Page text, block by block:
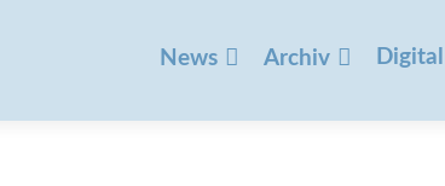
springen
News Archiv Digital